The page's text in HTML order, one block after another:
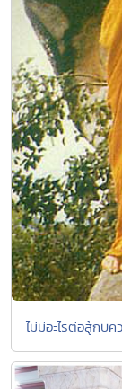
ไม่มีอะไรต่อสู้กับ